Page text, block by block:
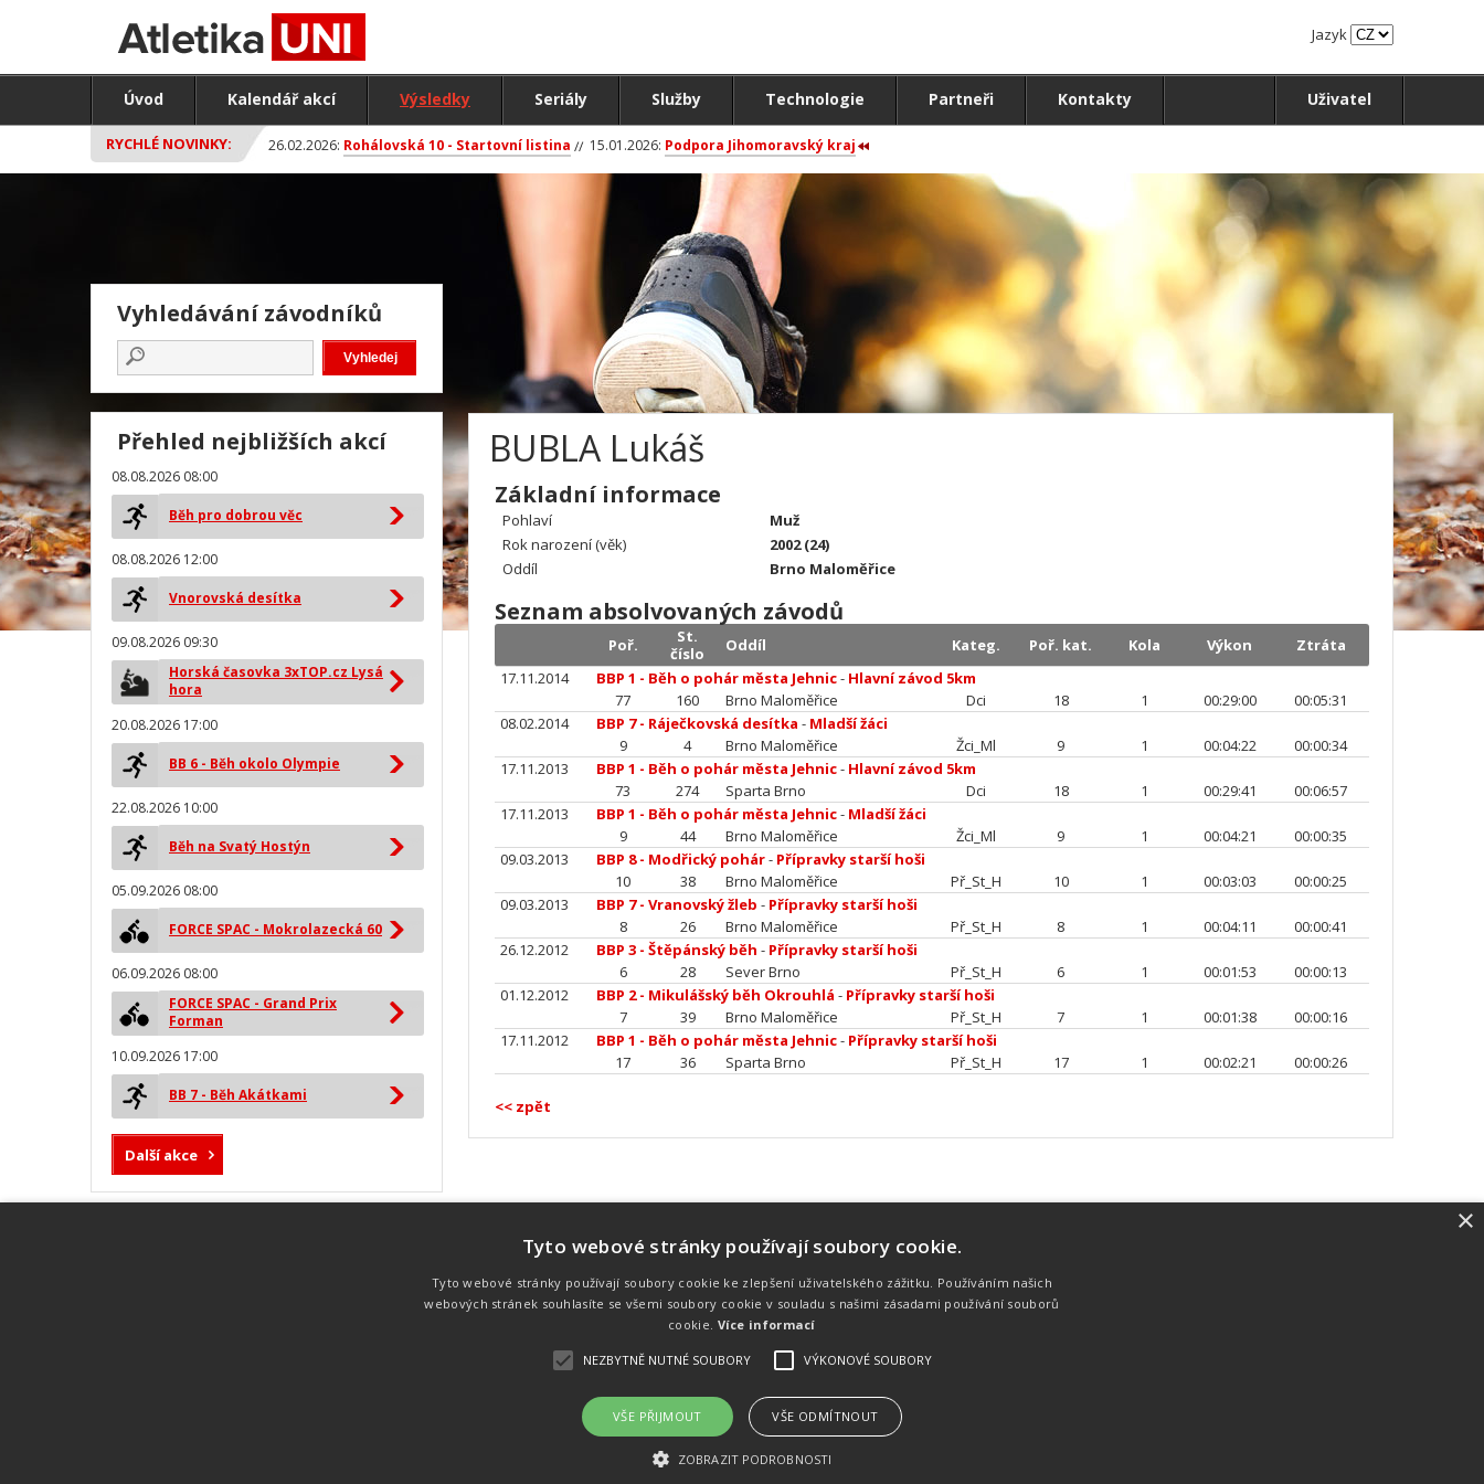
Jazyk
Úvod Kalendář akcí Výsledky Seriály Služby Technologie Partneři Kontakty Uživatel
RYCHLÉ NOVINKY: 26.02.2026: Rohálovská 10 - Startovní listina 15.01.2026: Podpora Jihomoravský kraj
BUBLA Lukáš
Základní informace
Pohlaví
Muž
Rok narození (věk)
2002 (24)
Oddíl
Brno Maloměřice
Seznam absolvovaných závodů
Poř.
St.
číslo
Oddíl Kateg. Poř. kat. Kola Výkon
Ztráta
17.11.2014
BBP 1 - Běh o pohár města Jehnic- Hlavní závod 5km
77
160 Brno Maloměřice Dci 18 1 00:29:00
00:05:31
08.02.2014
BBP 7 - Ráječkovská desítka - Mladší žáci
9
4 Brno Maloměřice Žci_Ml 9 1 00:04:22
00:00:34
17.11.2013
BBP 1 - Běh o pohár města Jehnic- Hlavní závod 5km
73
274 Sparta Brno Dci 18 1 00:29:41
00:06:57
17.11.2013
BBP 1 - Běh o pohár města Jehnic- Mladší žáci
9
44 Brno Maloměřice Žci_Ml 9 1 00:04:21
00:00:35
09.03.2013
BBP 8 - Modřický pohár- Přípravky starší hoši
10
38 Brno Maloměřice Př_St_H 10 1 00:03:03
00:00:25
09.03.2013
BBP 7 - Vranovský žleb - Přípravky starší hoši
8
26 Brno Maloměřice Př_St_H 8 1 00:04:11
00:00:41
26.12.2012
BBP 3 - Štěpánský běh - Přípravky starší hoši
6
28 Sever Brno Př_St_H 6 1 00:01:53
00:00:13
01.12.2012
BBP 2 - Mikulášský běh Okrouhlá - Přípravky starší hoši
7
39 Brno Maloměřice Př_St_H 7 1 00:01:38
00:00:16
17.11.2012
BBP 1 - Běh o pohár města Jehnic- Přípravky starší hoši
17
36 Sparta Brno Př_St_H 17 1 00:02:21 00:00:26
<< zpět
Vyhledávání závodníků
Přehled nejbližších akcí
08.08.2026 08:00
Běh pro dobrou věc
08.08.2026 12:00
Vnorovská desítka
09.08.2026 09:30
Horská časovka 3xTOP.cz Lysá
hora
20.08.2026 17:00
BB 6 - Běh okolo Olympie
22.08.2026 10:00
Běh na Svatý Hostýn
05.09.2026 08:00
FORCE SPAC - Mokrolazecká 60
06.09.2026 08:00
FORCE SPAC - Grand Prix
Forman
10.09.2026 17:00
BB 7 - Běh Akátkami
Další akce
technologie od společnosti MYLAPS. Tato
technologie je používána na olympijských
Náš tým
Náš tým je schopen na profesionální
úrovni zajistit pořádání sportovních
soutěží. Organizaci závodů, registraci na
místě, měření, zpracování a publikaci
zakázku. Lze online publikovat výsledky
. Publikování a šíření obsahu je bez písemného souhlasu
Úvod Kalendář akcí
×
Tyto webové stránky používají soubory cookie.
Tyto webové stránky používají soubory cookie ke zlepšení uživatelského zážitku. Používáním našich
webových stránek souhlasíte se všemi soubory cookie v souladu s našimi zásadami používání souborů
cookie. Více informací
NEZBYTNĚ NUTNÉ SOUBORY VÝKONOVÉ SOUBORY
VŠE PŘIJMOUT VŠE ODMÍTNOUT
ZOBRAZIT PODROBNOSTI